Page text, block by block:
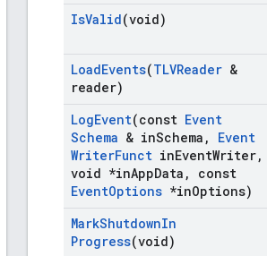
IsValid(void)
LoadEvents(TLVReader &
reader)
LogEvent(const Event
Schema & inSchema ,
Event
WriterFunct inEventWriter,
void *inAppData ,
const
EventOptions *inOptions)
MarkShutdownIn
Progress(void)